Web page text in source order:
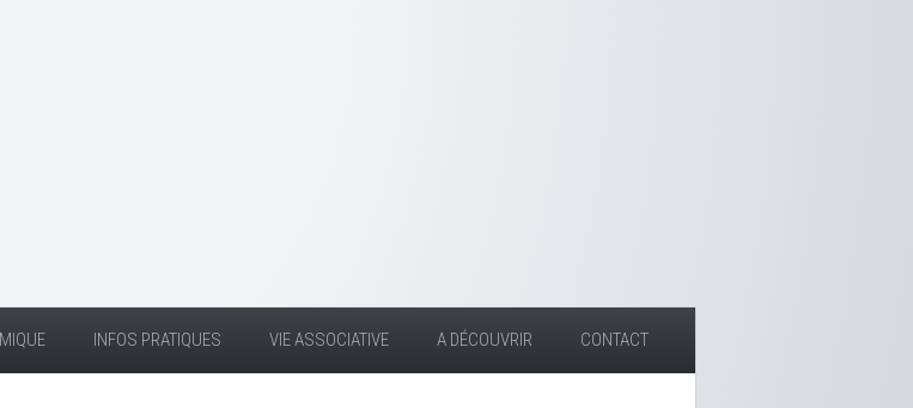
INFOS PRATIQUES VIE ASSOCIATIVE A DÉCOUVRIR CONTACT